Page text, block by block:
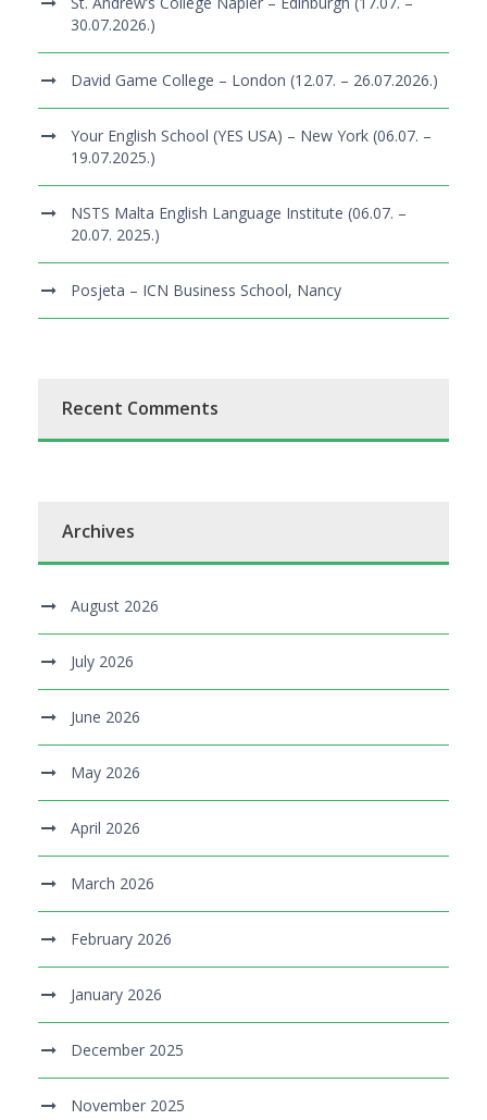
30.07.2026.)
David Game College – London (12.07. – 26.07.2026.)
Your English School (YES USA) – New York (06.07. –
19.07.2025.)
NSTS Malta English Language Institute (06.07. –
20.07. 2025.)
Posjeta – ICN Business School, Nancy
Recent Comments
Archives
August 2026
July 2026
June 2026
May 2026
April 2026
March 2026
February 2026
January 2026
December 2025
November 2025